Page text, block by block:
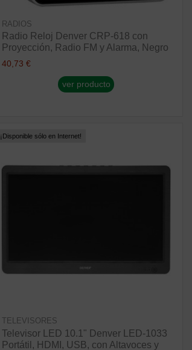
RADIOS
Radio Reloj Denver CRP-618 con
Proyección, Radio FM y Alarma, Negro
40,73 €
ver producto
¡Disponible sólo en Internet!
TELEVISORES
Televisor LED 10.1" Denver LED-1033
Portátil, HDMI, USB, con Altavoces y